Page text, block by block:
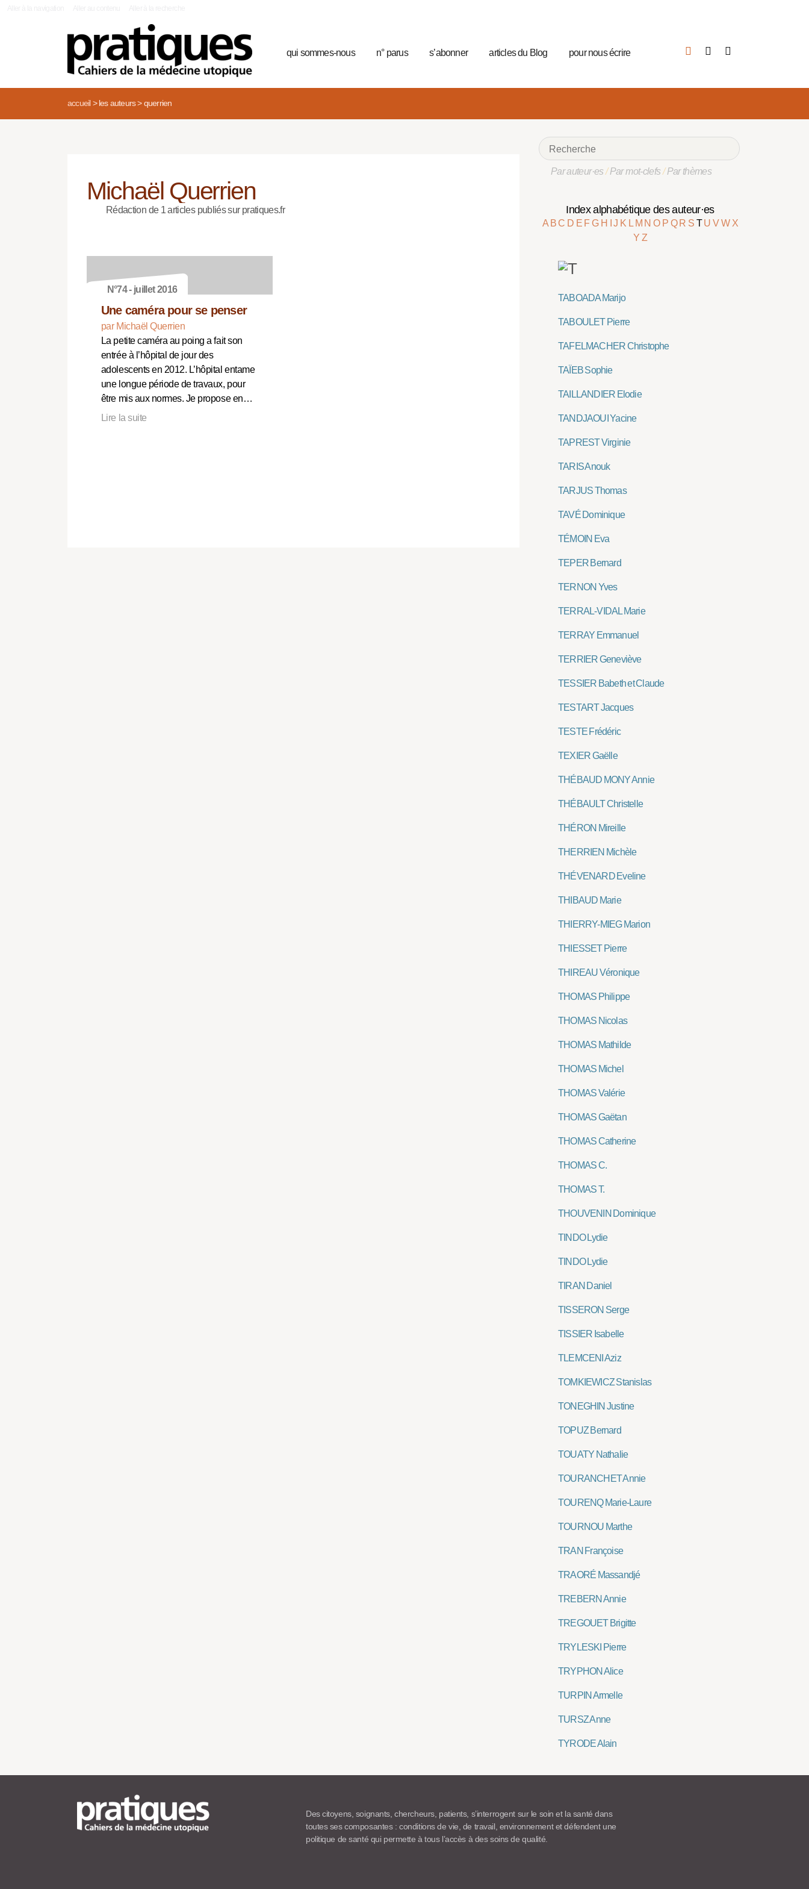
qui sommes-nous n° parus s’abonner articles du Blog pour nous écrire
accueil> les auteurs> querrien
Michaël Querrien
Rédaction de 1 articles publiés sur pratiques.fr
N°74 - juillet 2016
Une caméra pour se penser
par Michaël Querrien
La petite caméra au poing a fait son
entrée à l’hôpital de jour des
adolescents en 2012. L’hôpital entame
une longue période de travaux, pour
être mis aux normes. Je propose en…
Lire la suite
Par auteur·es/Par mot-clefs/Par thèmes
Index alphabétique des auteur·es
A BC D E FG H IJ K L M NO P Q R S TUVW X
Y Z
TABOADA Marijo
TABOULET Pierre
TAFELMACHER Christophe
TAÏEB Sophie
TAILLANDIER Elodie
TANDJAOUI Yacine
TAPREST Virginie
TARIS Anouk
TARJUS Thomas
TAVÉ Dominique
TÉMOIN Eva
TEPER Bernard
TERNON Yves
TERRAL-VIDAL Marie
TERRAY Emmanuel
TERRIER Geneviève
TESSIER Babeth et Claude
TESTART Jacques
TESTE Frédéric
TEXIER Gaëlle
THÉBAUD MONY Annie
THÉBAULT Christelle
THÉRON Mireille
THERRIEN Michèle
THÉVENARD Eveline
THIBAUD Marie
THIERRY-MIEG Marion
THIESSET Pierre
THIREAU Véronique
THOMAS Philippe
THOMAS Nicolas
THOMAS Mathilde
THOMAS Michel
THOMAS Valérie
THOMAS Gaëtan
THOMAS Catherine
THOMAS C.
THOMAS T.
THOUVENIN Dominique
TINDO Lydie
TINDO Lydie
TIRAN Daniel
TISSERON Serge
TISSIER Isabelle
TLEMCENI Aziz
TOMKIEWICZ Stanislas
TONEGHIN Justine
TOPUZ Bernard
TOUATY Nathalie
TOURANCHET Annie
TOURENQ Marie-Laure
TOURNOU Marthe
TRAN Françoise
TRAORÉ Massandjé
TREBERN Annie
TREGOUET Brigitte
TRYLESKI Pierre
TRYPHON Alice
TURPIN Armelle
TURSZ Anne
TYRODE Alain
Des citoyens, soignants, chercheurs, patients, s’interrogent sur le soin et la santé dans
toutes ses composantes : conditions de vie, de travail, environnement et défendent une
politique de santé qui permette à tous l’accès à des soins de qualité.